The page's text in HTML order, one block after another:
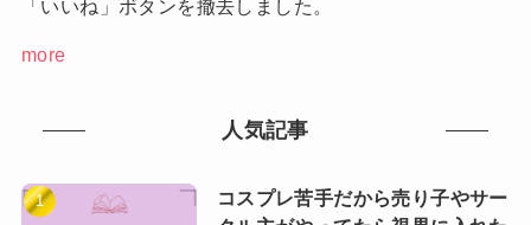
「いいね」ボタンを撤去しました。
more
人気記事
コスプレ苦手だから売り子やサー